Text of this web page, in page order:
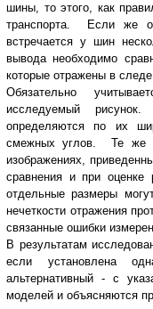
шины, то этого, как
транспорта. Если же
встречается у шин
вывода необходимо
которые отражены в
Обязательно
исследуемый рисунок.
определяются по их
смежных углов. Те же
изображениях,
сравнения и при оценке
отдельные размеры
нечеткости отражения
связанные ошибки
В pезультатам
если установлена
альтеpнативный - с
моделей и объясняются